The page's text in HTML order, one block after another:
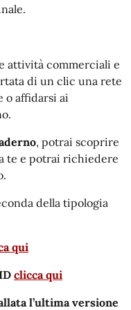
attività commerciali e
di un clic una rete
o affidarsi ai
, potrai scoprire
te e potrai richiedere
della tipologia
qui
clicca qui
l’ultima versione